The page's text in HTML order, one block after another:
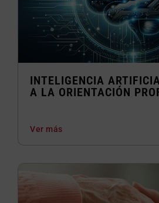
INTELIGENCIA
A LA ORIENTACIÓN
Ver más